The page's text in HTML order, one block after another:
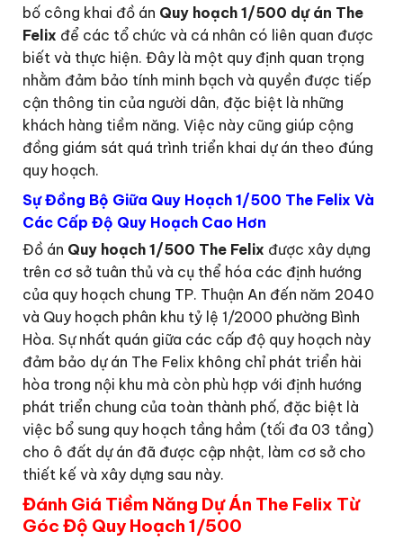
bố công khai đồ án Quy hoạch 1/500 dự án The
Felix để các tổ chức và cá nhân có liên quan được
biết và thực hiện. Đây là một quy định quan trọng
nhằm đảm bảo tính minh bạch và quyền được tiếp
cận thông tin của người dân, đặc biệt là những
khách hàng tiềm năng. Việc này cũng giúp cộng
đồng giám sát quá trình triển khai dự án theo đúng
quy hoạch.
Sự Đồng Bộ Giữa Quy Hoạch 1/500 The Felix Và
Các Cấp Độ Quy Hoạch Cao Hơn
Đồ án Quy hoạch 1/500 The Felix được xây dựng
trên cơ sở tuân thủ và cụ thể hóa các định hướng
của quy hoạch chung TP. Thuận An đến năm 2040
và Quy hoạch phân khu tỷ lệ 1/2000 phường Bình
Hòa. Sự nhất quán giữa các cấp độ quy hoạch này
đảm bảo dự án The Felix không chỉ phát triển hài
hòa trong nội khu mà còn phù hợp với định hướng
phát triển chung của toàn thành phố, đặc biệt là
việc bổ sung quy hoạch tầng hầm (tối đa 03 tầng)
cho ô đất dự án đã được cập nhật, làm cơ sở cho
thiết kế và xây dựng sau này.
Đánh Giá Tiềm Năng Dự Án The Felix Từ
Góc Độ Quy Hoạch 1/500